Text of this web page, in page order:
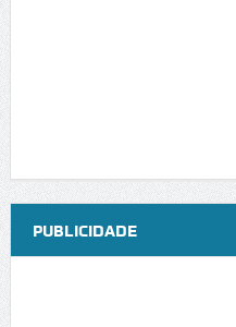
PUBLICIDADE